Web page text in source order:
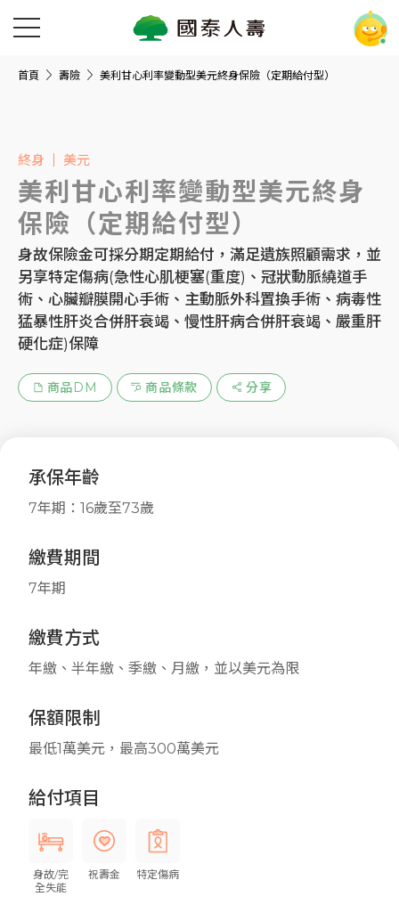
首頁 壽險 美利甘心利率變動型美元終身保險（定期給付型）
終身 美元
美利甘心利率變動型美元終身
保險（定期給付型）
身故保險金可採分期定期給付，滿足遺族照顧需求，並
另享特定傷病(急性心肌梗塞(重度)、冠狀動脈繞道手
術、心臟瓣膜開心手術、主動脈外科置換手術、病毒性
猛暴性肝炎合併肝衰竭、慢性肝病合併肝衰竭、嚴重肝
硬化症)保障
商品DM 商品條款 分享
承保年齡
7年期：16歲至73歲
繳費期間
7年期
繳費方式
年繳、半年繳、季繳、月繳，並以美元為限
保額限制
最低1萬美元，最高300萬美元
給付項目
身故/完
全失能
祝壽金 特定傷病